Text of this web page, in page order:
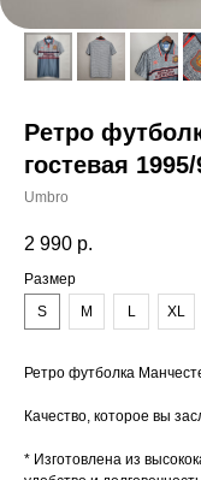
Ретро
гостевая
Umbro
2 990 р.
Размер
S
M L XL
Ретро футболка
Качество, которое вы
* Изготовлена из